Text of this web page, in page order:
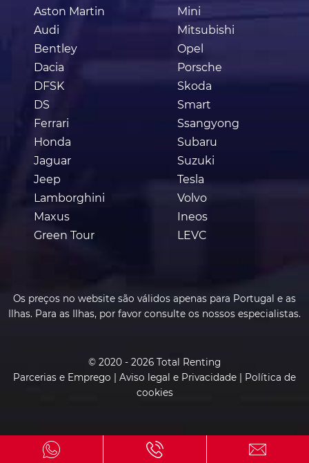
Aston Martin
Audi
Bentley
Dacia
DFSK
DS
Ferrari
Honda
Jaguar
Jeep
Lamborghini
Maxus
Green Tour
Mini
Mitsubishi
Opel
Porsche
Skoda
Smart
Ssangyong
Subaru
Suzuki
Tesla
Volvo
Ineos
LEVC
Os preços no website são válidos apenas para Portugal e as
Ilhas. Para as Ilhas, por favor consulte os nossos especialistas.
© 2020 - 2026 Total Renting
Parcerias e Emprego | Aviso legal e Privacidade | Política de
cookies